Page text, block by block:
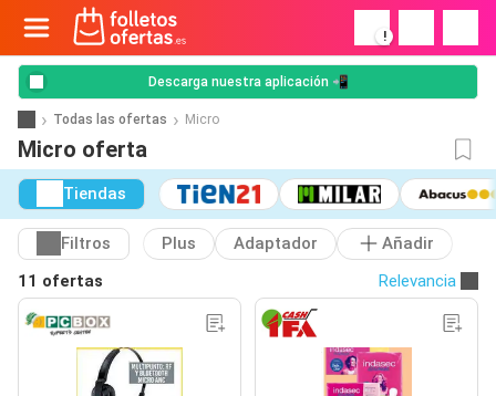
!
Descarga nuestra aplicación 📲
Todas las ofertas Micro
Micro oferta
Tiendas
Filtros Plus Adaptador
Añadir
11 ofertas
Relevancia